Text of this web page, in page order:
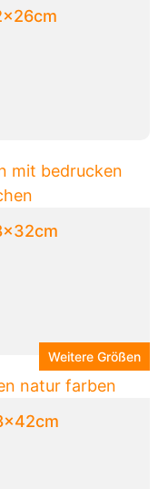
Weitere Größen